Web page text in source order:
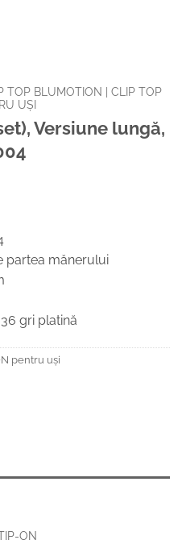
TOP BLUMOTION | CLIP TOP
UȘI
Versiune lungă,
partea mănerului
gri platină
pentru uși
ON